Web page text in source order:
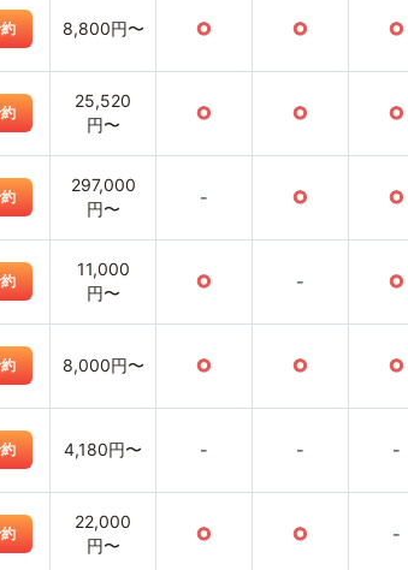
8,800円〜 ○ ○ ○
25,520
円〜
○ ○ ○
297,000
円〜
- ○ ○
11,000
円〜
○ - ○
8,000円〜 ○ ○ ○
4,180円〜 - - -
22,000
円〜
○ ○ -